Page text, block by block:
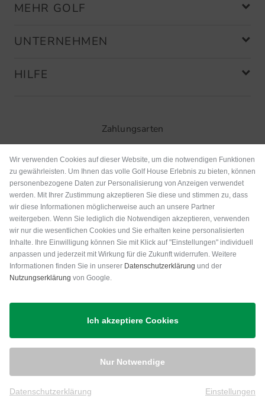
MEHR GOLF
UNTERNEHMEN
HILFE
Zahlungsarten
Versand
Wir verwenden Cookies auf dieser Website, um die notwendigen Funktionen
zu gewährleisten. Um Ihnen das volle Golf House Erlebnis zu bieten, können
personenbezogene Daten zur Personalisierung von Anzeigen verwendet
werden. Mit Ihrer Zustimmung akzeptieren Sie diese und stimmen zu, dass
wir diese Informationen möglicherweise auch an unsere Partner
weitergeben. Wenn Sie lediglich die Notwendigen akzeptieren, verwenden
wir nur die wesentlichen Cookies und Sie erhalten keine personalisierten
Inhalte. Ihre Einwilligung können Sie mit Klick auf "Einstellungen" individuell
anpassen und jederzeit mit Wirkung für die Zukunft widerrufen. Weitere
Informationen finden Sie in unserer Datenschutzerklärung und der
Nutzungserklärung von Google.
Ich akzeptiere Cookies
Nur Notwendige
Datenschutzerklärung Einstellungen